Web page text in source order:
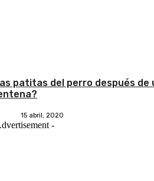
patitas del perro después de
15 abril, 2020
-